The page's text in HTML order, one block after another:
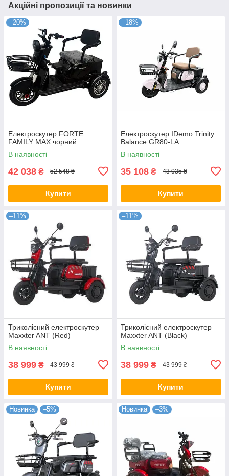
Акційні пропозиції та новинки
–20%
Електроскутер FORTE
FAMILY MAX чорний
В наявності
42 038 ₴ 52 548 ₴
Купити
–18%
Електроскутер IDemo Trinity
Balance GR80-LA
В наявності
35 108 ₴ 43 035 ₴
Купити
–11%
Триколісний електроскутер
Maxxter ANT (Red)
В наявності
38 999 ₴ 43 999 ₴
Купити
–11%
Триколісний електроскутер
Maxxter ANT (Black)
В наявності
38 999 ₴ 43 999 ₴
Купити
Новинка –5% Новинка –3%